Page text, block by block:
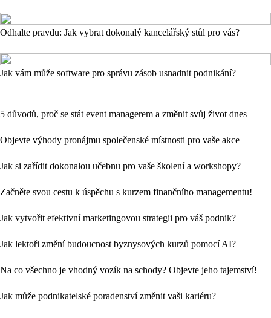
Odhalte pravdu: Jak vybrat dokonalý kancelářský stůl pro vás?
Jak vám může software pro správu zásob usnadnit podnikání?
5 důvodů, proč se stát event managerem a změnit svůj život dnes
Objevte výhody pronájmu společenské místnosti pro vaše akce
Jak si zařídit dokonalou učebnu pro vaše školení a workshopy?
Začněte svou cestu k úspěchu s kurzem finančního managementu!
Jak vytvořit efektivní marketingovou strategii pro váš podnik?
Jak lektoři změní budoucnost byznysových kurzů pomocí AI?
Na co všechno je vhodný vozík na schody? Objevte jeho tajemství!
Jak může podnikatelské poradenství změnit vaši kariéru?